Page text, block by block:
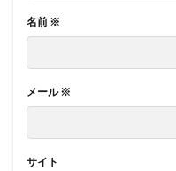
名前 ※
メール※
サイト